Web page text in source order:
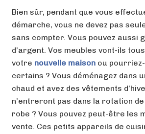
Bien sûr, pendant que vous
démarche, vous ne devez pas
sans compter. Vous pouvez aussi
d’argent. Vos meubles vont-ils
votre nouvelle maison ou
certains ? Vous déménagez dans
chaud et avez des vêtements
n’entreront pas dans la rotation
robe ? Vous pouvez peut-être les
vente. Ces petits appareils de